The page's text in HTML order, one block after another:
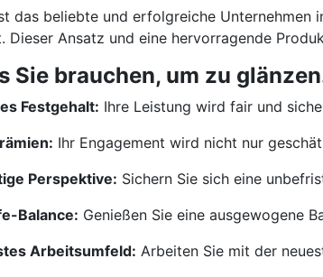
das beliebte und erfolgreiche
Dieser Ansatz und eine hervorragende
Sie brauchen, um zu
Festgehalt: Ihre Leistung wird fair und
Ihr Engagement wird nicht nur
Perspektive: Sichern Sie sich eine
Balance: Genießen Sie eine ausgewogene
Arbeitsumfeld: Arbeiten Sie mit der